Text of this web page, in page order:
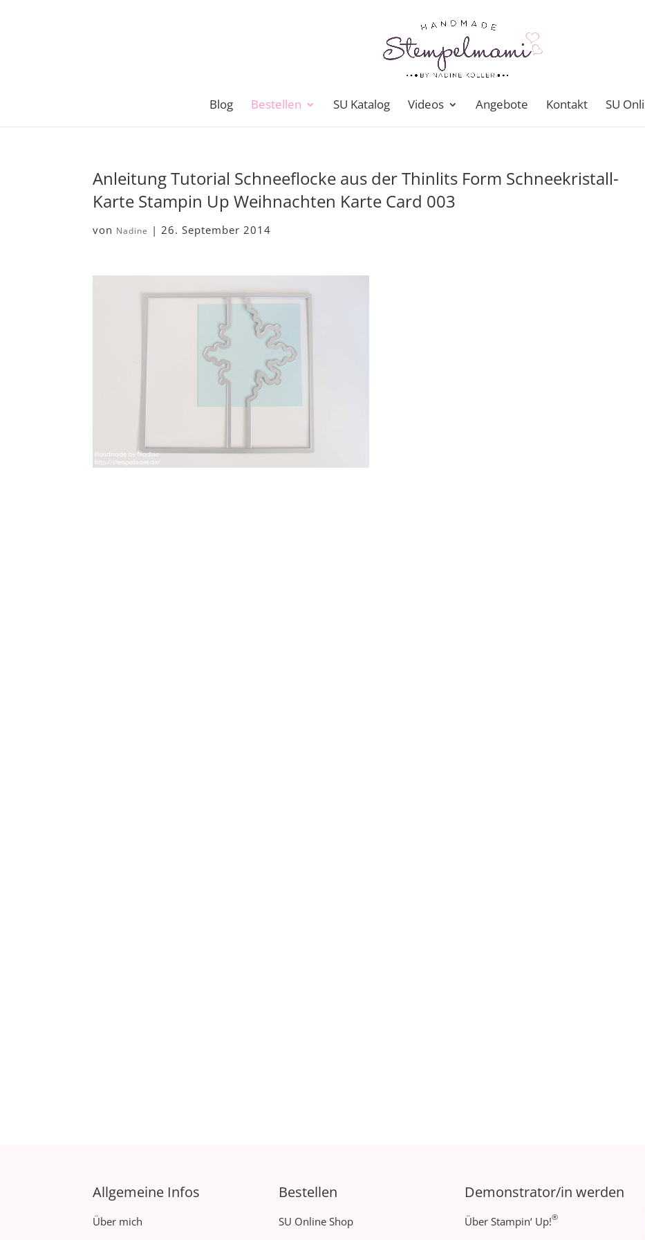
Blog Bestellen SU Katalog Videos Angebote Kontakt SU
Anleitung Tutorial Schneeflocke aus der Thinlits Form Schneekristall-
Karte Stampin Up Weihnachten Karte Card 003
von Nadine |26. September 2014
Allgemeine Infos
Über mich
Bestellen
SU Online Shop
Demonstrator/in werden
Über Stampin‘ Up!®